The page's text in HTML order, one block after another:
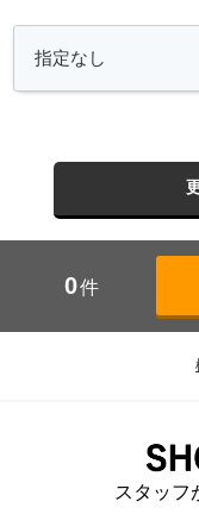
0件
スタッフ